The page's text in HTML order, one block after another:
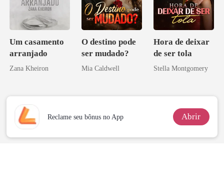
Um casamento
arranjado
Zana Kheiron
O destino pode
ser mudado?
Mia Caldwell
Hora de deixar
de ser tola
Stella Montgomery
Reclame seu bônus no App Abrir